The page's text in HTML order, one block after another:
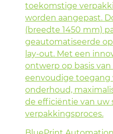
toekomstige
worden aangepast.
(breedte 1450 mm)
geautomatiseerde
lay-out. Met een
ontwerp op basis
eenvoudige toegang
onderhoud,
de efficiëntie van uw
verpakkingsproces.